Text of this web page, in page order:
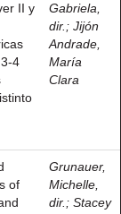
II y
4
Gabriela,
dir. ; Jijón
Andrade,
María
Clara
of
Grunauer,
Michelle,
dir. ; Stacey